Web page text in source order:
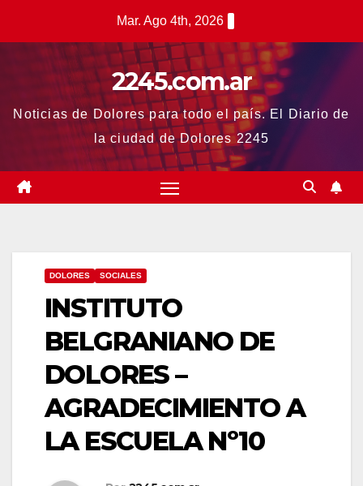
Mar. Ago 4th, 2026
2245.com.ar
Noticias de Dolores para todo el país. El Diario de
la ciudad de Dolores 2245
DOLORES SOCIALES
INSTITUTO
BELGRANIANO DE
DOLORES –
AGRADECIMIENTO A
LA ESCUELA Nº10